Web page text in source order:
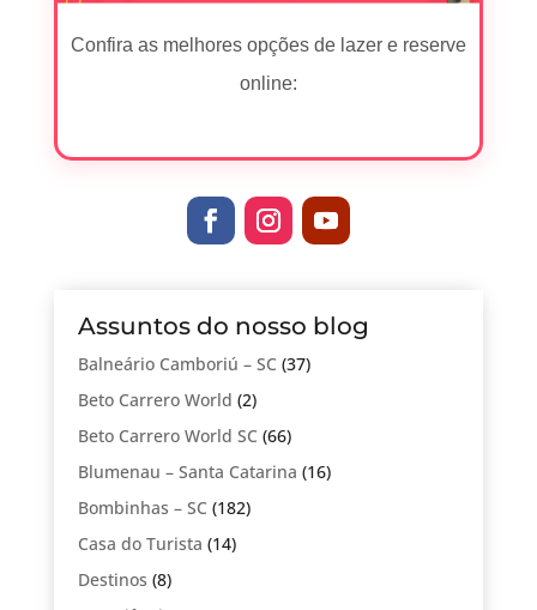
Confira as melhores opções de lazer e reserve
online:
Assuntos do nosso blog
Balneário Camboriú – SC (37)
Beto Carrero World (2)
Beto Carrero World SC (66)
Blumenau – Santa Catarina (16)
Bombinhas – SC (182)
Casa do Turista (14)
Destinos (8)